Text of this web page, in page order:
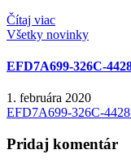
Čítaj viac
Všetky novinky
EFD7A699-326C-
1. februára 2020
EFD7A699-326C-
Pridaj komentár